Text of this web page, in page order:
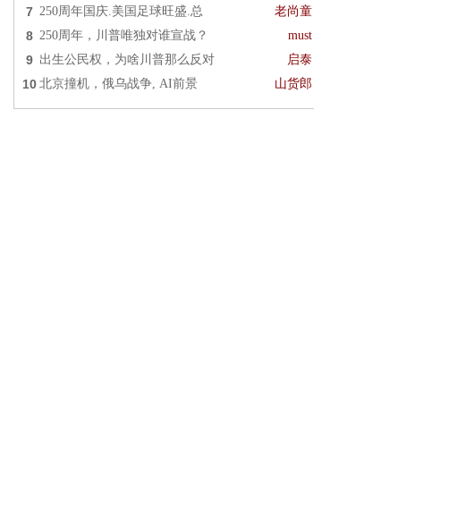
7 250周年国庆.美国足球旺盛.总 老尚童
8 250周年，川普唯独对谁宣战？ must
9 出生公民权，为啥川普那么反对 启泰
10 北京撞机，俄乌战争, AI前景 山货郎